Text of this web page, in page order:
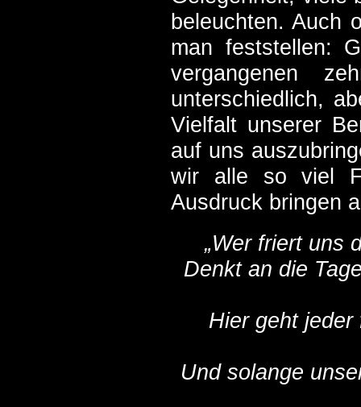
beleuchten. Auch
man feststellen:
vergangenen
unterschiedlich,
Vielfalt unserer
auf uns
wir alle so viel
Ausdruck bringen
„Wer friert uns
Denkt an die
Hier geht
Und solange